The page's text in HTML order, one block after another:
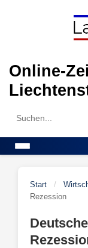
Online-
Search
Start /
Rezession